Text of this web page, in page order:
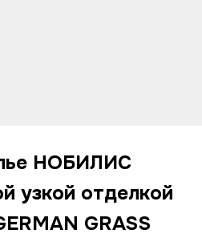
НОБИЛИС
узкой отделкой
GRASS